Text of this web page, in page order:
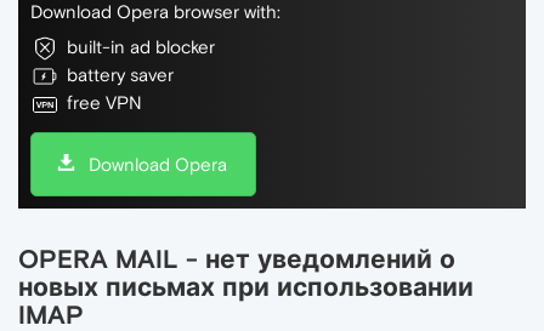
Download Opera browser with:
built-in ad blocker
battery saver
free VPN
Download Opera
OPERA MAIL - нет уведомлений о
новых письмах при использовании
IMAP